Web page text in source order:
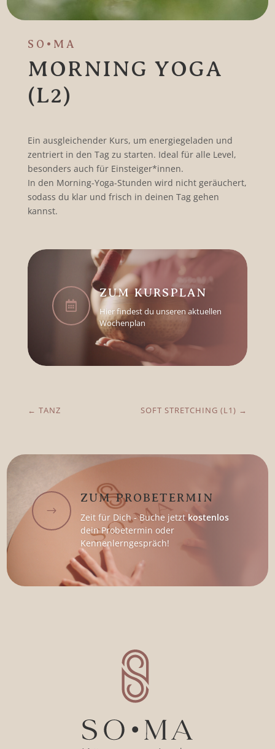
SO•MA
MORNING YOGA
(L2)
Ein ausgleichender Kurs, um energiegeladen und
zentriert in den Tag zu starten. Ideal für alle Level,
besonders auch für Einsteiger*innen.
In den Morning-Yoga-Stunden wird nicht geräuchert,
sodass du klar und frisch in deinen Tag gehen
kannst.

ZUM KURSPLAN
Hier findest du unseren aktuellen
Wochenplan
← TANZ SOFT STRETCHING (L1) →
$
ZUM PROBETERMIN
Zeit für Dich - Buche jetztkostenlos
dein Probetermin oder
Kennenlerngespräch!